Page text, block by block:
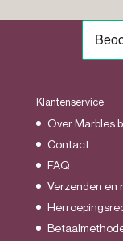
Klantenservice
Over Marbles
Contact
FAQ
Verzenden en